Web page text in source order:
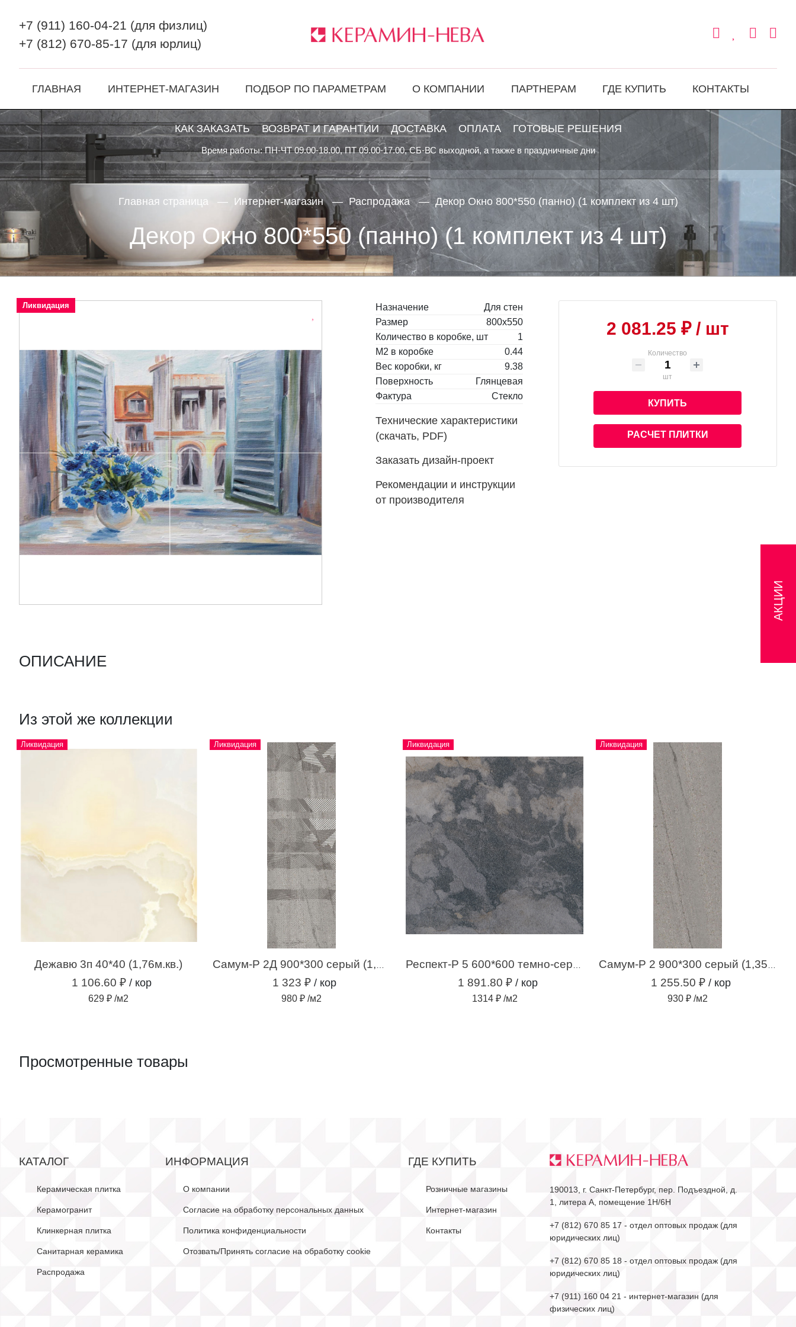
+7 (911) 160-04-21 (для физлиц)
+7 (812) 670-85-17 (для юрлиц)
ГЛАВНАЯ ИНТЕРНЕТ-МАГАЗИН ПОДБОР ПО ПАРАМЕТРАМ О КОМПАНИИ ПАРТНЕРАМ ГДЕ КУПИТЬ КОНТАКТЫ
КАК ЗАКАЗАТЬ ВОЗВРАТ И ГАРАНТИИ ДОСТАВКА ОПЛАТА ГОТОВЫЕ РЕШЕНИЯ
Время работы: ПН-ЧТ 09.00-18.00, ПТ 09.00-17.00, СБ-ВС выходной, а также в праздничные дни
Главная страница Интернет-магазин Распродажа Декор Окно 800*550 (панно) (1 комплект из 4 шт)
Декор Окно 800*550 (панно) (1 комплект из 4 шт)
Ликвидация Назначение
Для стен
Размер
800х550
Количество в коробке, шт
1
М2 в коробке
0.44
Вес коробки, кг
9.38
Поверхность
Глянцевая
Фактура
Стекло
Технические характеристики
(скачать, PDF)
Заказать дизайн-проект
Рекомендации и инструкции
от производителя
2 081.25 ₽/ шт
Количество
шт
КУПИТЬ
РАСЧЕТ ПЛИТКИ
ОПИСАНИЕ
Из этой же коллекции
Ликвидация
Дежавю 3п 40*40 (1,76м.кв.)
1 106.60 ₽ / кор
629 ₽ /м2
Ликвидация
1 323 ₽ / кор
980 ₽ /м2
Ликвидация
1 891.80 ₽ / кор
1314 ₽ /м2
Ликвидация
1 255.50 ₽ / кор
930 ₽ /м2
Просмотренные товары
КАТАЛОГ
Керамическая плитка
Керамогранит
Клинкерная плитка
Санитарная керамика
Распродажа
ИНФОРМАЦИЯ
О компании
Согласие на обработку персональных данных
Политика конфиденциальности
Отозвать/Принять согласие на обработку cookie
ГДЕ КУПИТЬ
Розничные магазины
Интернет-магазин
Контакты
190013, г. Санкт-Петербург, пер. Подъездной, д.
1, литера А, помещение 1Н/6Н
+7 (812) 670 85 17 - отдел оптовых продаж (для
юридических лиц)
+7 (812) 670 85 18 - отдел оптовых продаж (для
юридических лиц)
+7 (911) 160 04 21 - интернет-магазин (для
физических лиц)
АКЦИИ